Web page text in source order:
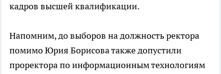
кадров высшей квалификации.
Напомним, до выборов на должность ректора
помимо Юрия Борисова также допустили
проректора по информационным технологиям